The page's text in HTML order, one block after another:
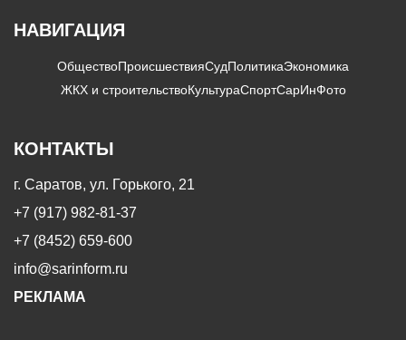
НАВИГАЦИЯ
ОбществоПроисшествияСудПолитикаЭкономика
ЖКХ и строительствоКультураСпортСарИнФото
КОНТАКТЫ
г. Саратов, ул. Горького, 21
+7 (917) 982-81-37
+7 (8452) 659-600
info@sarinform.ru
РЕКЛАМА